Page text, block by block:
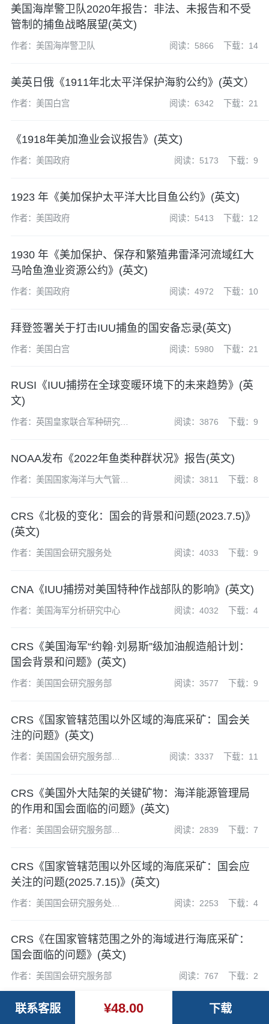
美国海岸警卫队2020年报告：非法、未报告和不受
管制的捕鱼战略展望(英文)
作者：美国海岸警卫队 阅读：5866 下载：14
美英日俄《1911年北太平洋保护海豹公约》(英文）
作者：美国白宫 阅读：6342 下载：21
《1918年美加渔业会议报告》(英文)
作者：美国政府 阅读：5173 下载：9
1923 年《美加保护太平洋大比目鱼公约》(英文)
作者：美国政府 阅读：5413 下载：12
1930 年《美加保护、保存和繁殖弗雷泽河流域红大
马哈鱼渔业资源公约》(英文)
作者：美国政府 阅读：4972 下载：10
拜登签署关于打击IUU捕鱼的国安备忘录(英文)
作者：美国白宫 阅读：5980 下载：21
RUSI《IUU捕捞在全球变暖环境下的未来趋势》(英
文)
作者：英国皇家联合军种研究所
阅读：3876 下载：9
NOAA发布《2022年鱼类种群状况》报告(英文)
作者：美国国家海洋与大气管理
阅读：3811 下载：8
CRS《北极的变化：国会的背景和问题(2023.7.5)》
(英文)
作者：美国国会研究服务处 阅读：4033 下载：9
CNA《IUU捕捞对美国特种作战部队的影响》(英文)
作者：美国海军分析研究中心 阅读：4032 下载：4
CRS《美国海军“约翰·刘易斯”级加油舰造船计划：
国会背景和问题》(英文)
作者：美国国会研究服务部 阅读：3577 下载：9
CRS《国家管辖范围以外区域的海底采矿：国会关
注的问题》(英文)
作者：美国国会研究服务部
阅读：3337 下载：11
CRS《美国外大陆架的关键矿物：海洋能源管理局
的作用和国会面临的问题》(英文)
作者：美国国会研究服务部
阅读：2839 下载：7
CRS《国家管辖范围以外区域的海底采矿：国会应
关注的问题(2025.7.15)》(英文)
作者：美国国会研究服务处
阅读：2253 下载：4
CRS《在国家管辖范围之外的海域进行海底采矿：
国会面临的问题》(英文)
作者：美国国会研究服务部 阅读：767 下载：2
联系客服 ¥48.00 下载